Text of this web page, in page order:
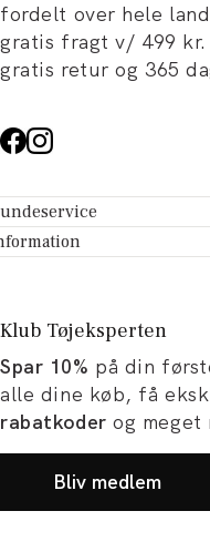
fordelt over hele
gratis fragt v/ 499 kr.
gratis retur og 365
-
dit køb
Tøjeksperten
og artikler
og karriere
Klub Tøjeksperten
Spar 10% på din
alle dine køb, få
rabatkoder og meget
Bliv medlem